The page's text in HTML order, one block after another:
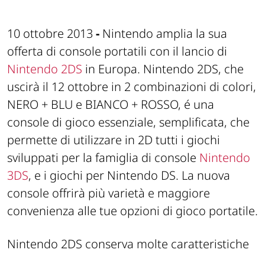
10 ottobre 2013 - Nintendo amplia la sua
offerta di console portatili con il lancio di
Nintendo 2DS in Europa. Nintendo 2DS, che
uscirà il 12 ottobre in 2 combinazioni di colori,
NERO + BLU e BIANCO + ROSSO, é una
console di gioco essenziale, semplificata, che
permette di utilizzare in 2D tutti i giochi
sviluppati per la famiglia di console Nintendo
3DS, e i giochi per Nintendo DS. La nuova
console offrirà più varietà e maggiore
convenienza alle tue opzioni di gioco portatile.
Nintendo 2DS conserva molte caratteristiche